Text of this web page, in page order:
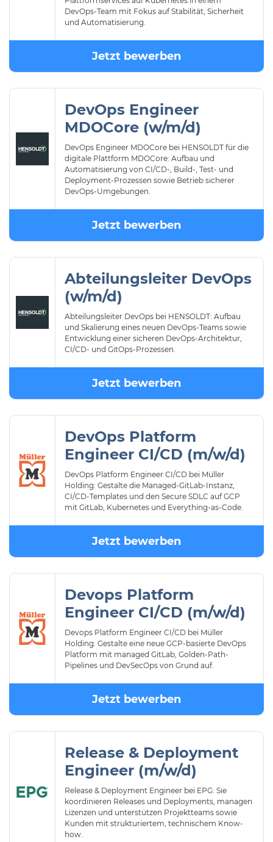
DevOps-Team mit Fokus auf Stabilität, Sicherheit
und Automatisierung.
Jetzt bewerben
DevOps Engineer
MDOCore (w/m/d)
DevOps Engineer MDOCore bei HENSOLDT für die
digitale Plattform MDOCore: Aufbau und
Automatisierung von CI/CD-, Build-, Test- und
Deployment-Prozessen sowie Betrieb sicherer
DevOps-Umgebungen.
Jetzt bewerben
Abteilungsleiter DevOps
(w/m/d)
Abteilungsleiter DevOps bei HENSOLDT: Aufbau
und Skalierung eines neuen DevOps-Teams sowie
Entwicklung einer sicheren DevOps-Architektur,
CI/CD- und GitOps-Prozessen.
Jetzt bewerben
DevOps Platform
Engineer CI/CD (m/w/d)
DevOps Platform Engineer CI/CD bei Müller
Holding: Gestalte die Managed-GitLab-Instanz,
CI/CD-Templates und den Secure SDLC auf GCP
mit GitLab, Kubernetes und Everything-as-Code.
Jetzt bewerben
Devops Platform
Engineer CI/CD (m/w/d)
Devops Platform Engineer CI/CD bei Müller
Holding: Gestalte eine neue GCP-basierte DevOps
Platform mit managed GitLab, Golden-Path-
Pipelines und DevSecOps von Grund auf.
Jetzt bewerben
Release & Deployment
Engineer (m/w/d)
Release & Deployment Engineer bei EPG: Sie
koordinieren Releases und Deployments, managen
Lizenzen und unterstützen Projektteams sowie
Kunden mit strukturiertem, technischem Know-
how.